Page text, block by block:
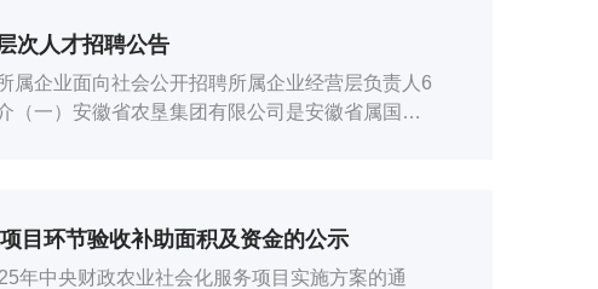
次人才招聘公告
属企业面向社会公开招聘所属企业经营层负责人6
（一）安徽省农垦集团有限公司是安徽省属国有
目环节验收补助面积及资金的公示
年中央财政农业社会化服务项目实施方案的通